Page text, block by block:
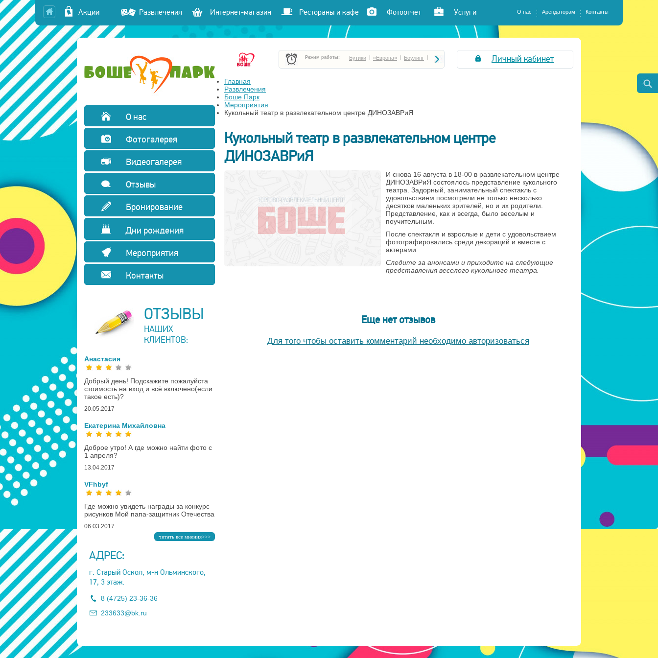
Акции Развлечения Интернет-магазин Рестораны и кафе Фотоотчет Услуги О нас Арендаторам Контакты
О нас
Фотогалерея
Видеогалерея
Отзывы
Бронирование
Дни рождения
Мероприятия
Контакты
ОТЗЫВЫ
НАШИХ
КЛИЕНТОВ:
Анастасия
Добрый день! Подскажите пожалуйста
стоимость на вход и всё включено(если
такое есть)?
20.05.2017
Екатерина Михайловна
Доброе утро! А где можно найти фото с
1 апреля?
13.04.2017
VFhbyf
Где можно увидеть награды за конкурс
рисунков Мой папа-защитник Отечества
06.03.2017
читать все мнения>>>
АДРЕС:
г. Старый Оскол, м-н Ольминского,
17, 3 этаж.
8 (4725) 23-36-36
233633@bk.ru
Режим работы: Бутики «Европа» Боулинг Личный кабинет
Главная
Развлечения
Боше Парк
Мероприятия
Кукольный театр в развлекательном центре ДИНОЗАВРиЯ
Кукольный театр в развлекательном центре
ДИНОЗАВРиЯ
И снова 16 августа в 18-00 в развлекательном центре
ДИНОЗАВРиЯ состоялось представление кукольного
театра. Задорный, занимательный спектакль с
удовольствием посмотрели не только несколько
десятков маленьких зрителей, но и их родители.
Представление, как и всегда, было веселым и
поучительным.
После спектакля и взрослые и дети с удовольствием
фотографировались среди декораций и вместе с
актерами
Следите за анонсами и приходите на следующие
представления веселого кукольного театра.
Еще нет отзывов
Для того чтобы оставить комментарий необходимо авторизоваться